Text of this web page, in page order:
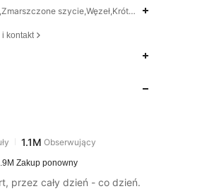
szycie,Węzeł,Krótka koszulka na
i kontakt
temu
Zakup ponowny
przez cały dzień - co dzień.